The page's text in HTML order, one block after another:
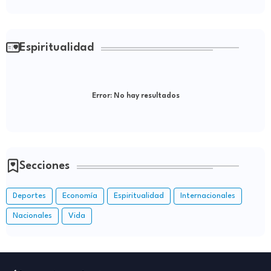
Espiritualidad
Error:No hay resultados
Secciones
Deportes Economía Espiritualidad Internacionales
Nacionales Vida